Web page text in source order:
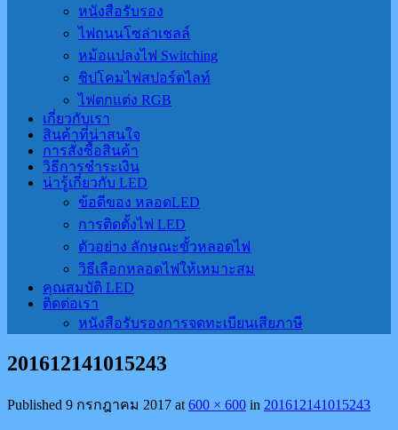
หนังสือรับรอง
ไฟถนนโซล่าเชลล์
หม้อแปลงไฟ Switching
ชิปโคมไฟสปอร์ตไลท์
ไฟตกแต่ง RGB
เกี่ยวกับเรา
สินค้าที่น่าสนใจ
การสั่งซื้อสินค้า
วิธีการชำระเงิน
น่ารู้เกี่ยวกับ LED
ข้อดีของ หลอดLED
การติดตั้งไฟ LED
ตัวอย่าง ลักษณะขั้วหลอดไฟ
วิธีเลือกหลอดไฟให้เหมาะสม
คุณสมบัติ LED
ติดต่อเรา
หนังสือรับรองการจดทะเบียนเสียภาษี
201612141015243
Published 9 กรกฎาคม 2017 at 600 × 600 in 201612141015243